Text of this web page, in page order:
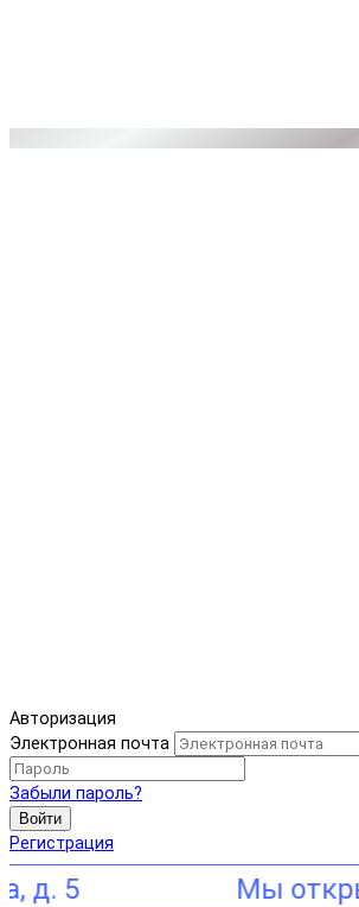
Авторизация
Электронная почта
Забыли пароль?
Войти
Регистрация